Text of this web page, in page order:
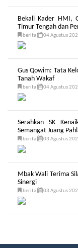
Bekali Kader HMI,
Timur Tengah dan
berita 04 Agustus
Gus Qowim: Tata
Tanah Wakaf
berita 04 Agustus
Serahkan SK
Semangat Juang
berita 03 Agustus
Mbak Wali Terima
Sinergi
berita 03 Agustus